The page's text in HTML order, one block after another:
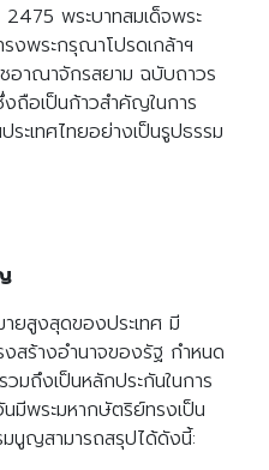
พระบาทสมเด็จพระ
งพระกรุณาโปรดเกล้าฯ
อาณาจักรสยาม ฉบับถาวร
ถือเป็นก้าวสำคัญในการ
ระเทศไทยอย่างเป็นรูปธรรม
ยสูงสุดของประเทศ มี
สร้างอำนาจของรัฐ กำหนด
มถึงเป็นหลักประกันในการ
มีพระมหากษัตริย์ทรงเป็น
นูญสามารถสรุปได้ดังนี้: